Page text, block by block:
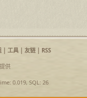
| 工具| 友链| RSS
供
0.019, SQL: 26